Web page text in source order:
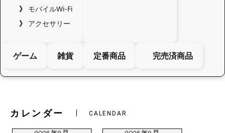
モバイルWi-Fi
アクセサリー
ゲーム 雑貨 定番商品 完売済商品
カレンダー CALENDAR